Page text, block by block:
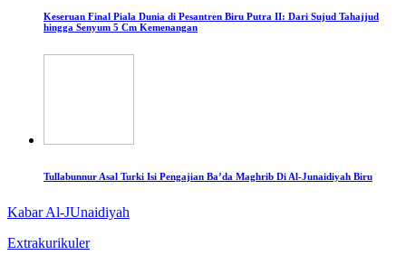
Keseruan Final Piala Dunia di Pesantren Biru Putra II: Dari Sujud Tahajjud
hingga Senyum 5 Cm Kemenangan
Tullabunnur Asal Turki Isi Pengajian Ba’da Maghrib Di Al-Junaidiyah Biru
Kabar Al-JUnaidiyah
Extrakurikuler